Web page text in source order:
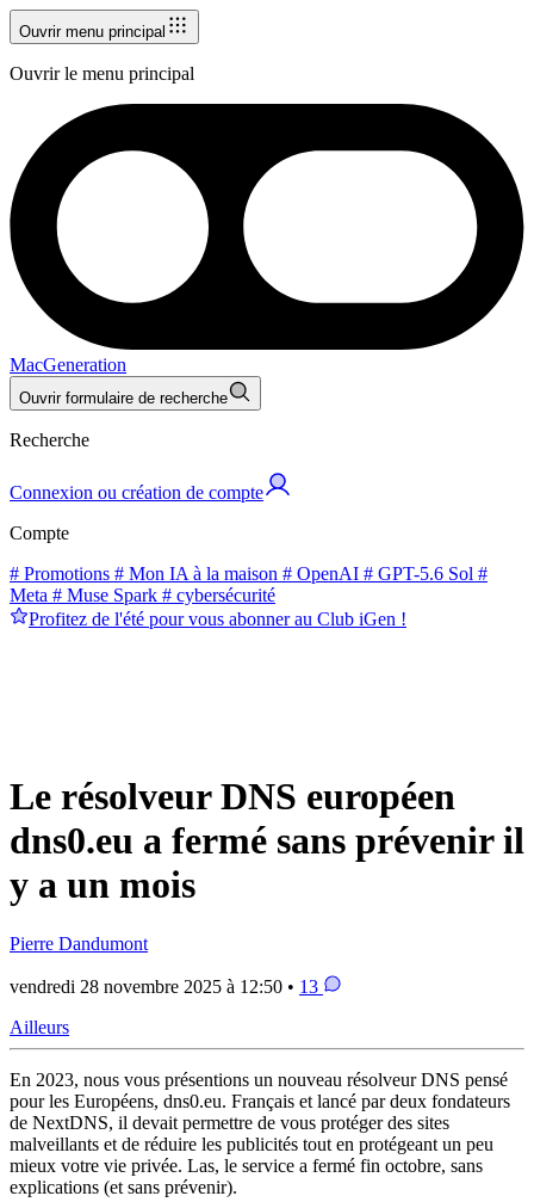
Ouvrir menu principal
Ouvrir le menu principal
MacGeneration
Ouvrir formulaire de recherche
Recherche
Connexion ou création de compte
Compte
# Promotions # Mon IA à la maison # OpenAI # GPT-5.6 Sol #
Meta # Muse Spark # cybersécurité
Profitez de l'été pour vous abonner au Club iGen !
Le résolveur DNS européen
dns0.eu a fermé sans prévenir il
y a un mois
Pierre Dandumont
vendredi 28 novembre 2025 à 12:50 • 13
Ailleurs
En 2023, nous vous présentions un nouveau résolveur DNS pensé
pour les Européens, dns0.eu. Français et lancé par deux fondateurs
de NextDNS, il devait permettre de vous protéger des sites
malveillants et de réduire les publicités tout en protégeant un peu
mieux votre vie privée. Las, le service a fermé fin octobre, sans
explications (et sans prévenir).